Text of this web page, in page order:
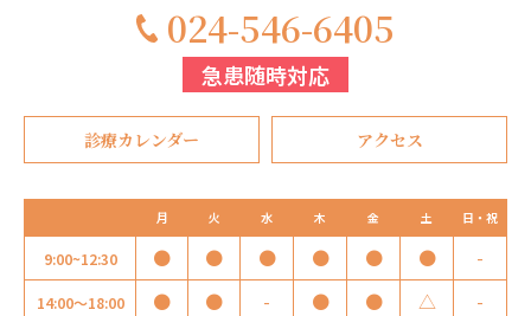
‭024-546-6405‬
急患随時対応
診療カレンダー アクセス
月 火 水 木 金 土 日・祝
9:00~12:30 ● ● ● ● ● ● -
14:00～18:00 ● ● - ● ● △ -